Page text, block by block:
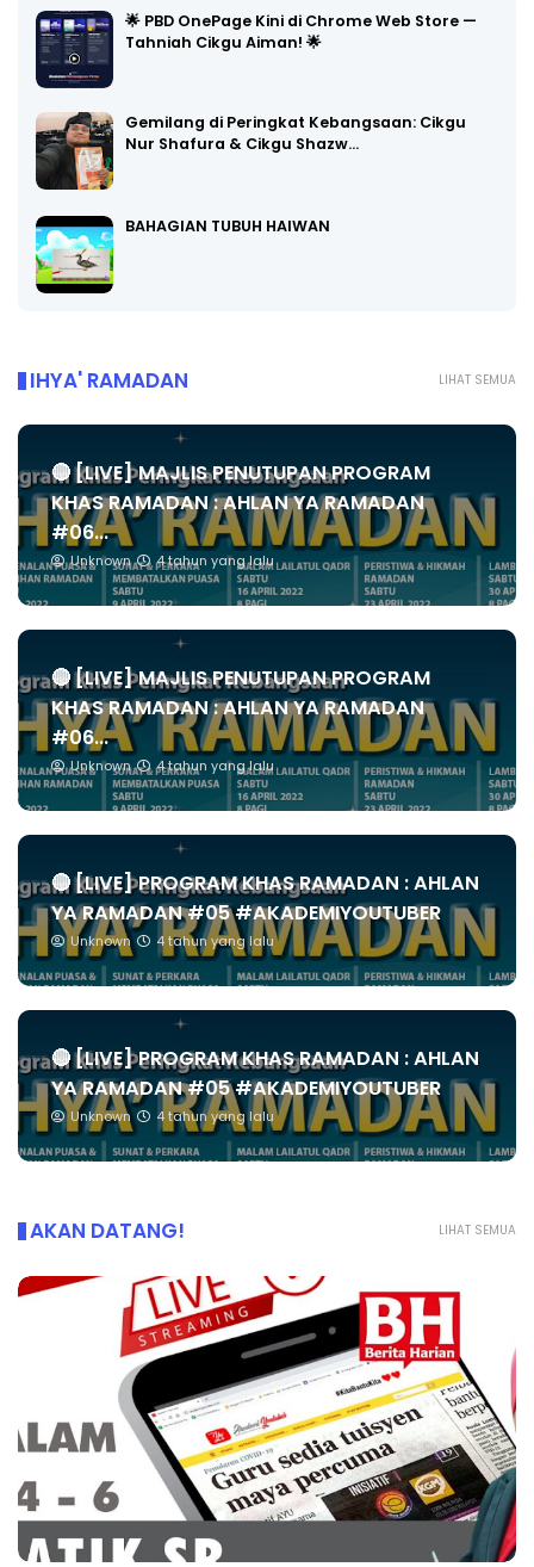
🌟 PBD OnePage Kini di Chrome Web Store —
Tahniah Cikgu Aiman! 🌟
Gemilang di Peringkat Kebangsaan: Cikgu
Nur Shafura & Cikgu Shazw…
BAHAGIAN TUBUH HAIWAN
LIHAT SEMUA
IHYA' RAMADAN
🔴 [LIVE] MAJLIS PENUTUPAN PROGRAM
KHAS RAMADAN : AHLAN YA RAMADAN
#06...
Unknown 4 tahun yang lalu
🔴 [LIVE] MAJLIS PENUTUPAN PROGRAM
KHAS RAMADAN : AHLAN YA RAMADAN
#06...
Unknown 4 tahun yang lalu
🔴 [LIVE] PROGRAM KHAS RAMADAN : AHLAN
YA RAMADAN #05 #AKADEMIYOUTUBER
Unknown 4 tahun yang lalu
🔴 [LIVE] PROGRAM KHAS RAMADAN : AHLAN
YA RAMADAN #05 #AKADEMIYOUTUBER
Unknown 4 tahun yang lalu
LIHAT SEMUA
AKAN DATANG!